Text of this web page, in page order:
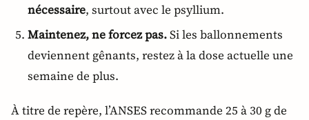
nécessaire, surtout avec le psyllium.
Maintenez, ne forcez pas.Si les ballonnements
deviennent gênants, restez à la dose actuelle une
semaine de plus.
À titre de repère, l’ANSES recommande 25 à 30 g de